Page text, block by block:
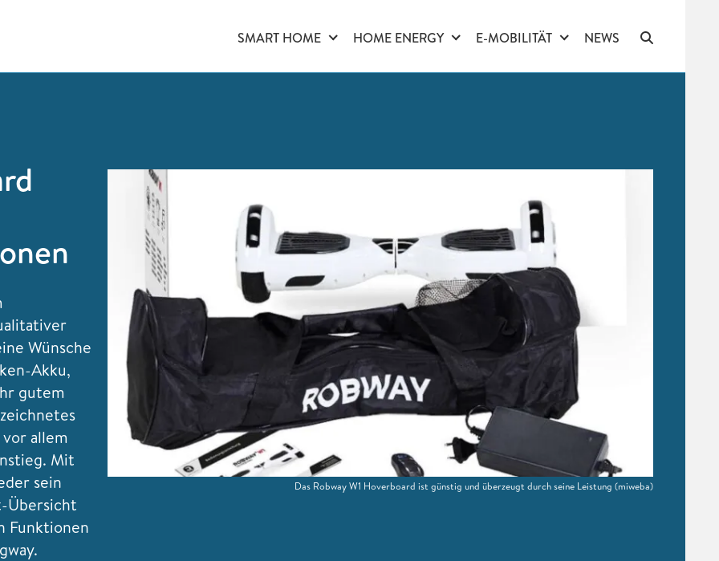
SMART HOME HOME ENERGY E-MOBILITÄT NEWS
Wünsche
Akku,
gutem
allem
Mit
sein
Übersicht
Funktionen
Das Robway W1 Hoverboard ist günstig und überzeugt durch seine Leistung (miweba)